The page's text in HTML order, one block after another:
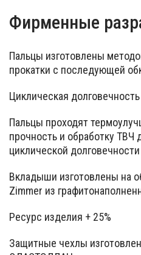
Фирменные
Пальцы изготовлены
прокатки с последующей
Циклическая долговечность
Пальцы проходят
прочность и обработку ТВЧ
циклической долговечности
Вкладыши изготовлены на
Zimmer из
Ресурс изделия + 25%
Защитные чехлы